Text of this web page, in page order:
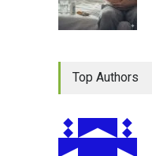
Top Authors